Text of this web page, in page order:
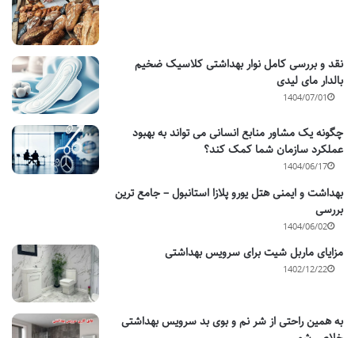
نقد و بررسی کامل نوار بهداشتی کلاسیک ضخیم
بالدار مای لیدی
1404/07/01
چگونه یک مشاور منابع انسانی می تواند به بهبود
عملکرد سازمان شما کمک کند؟
1404/06/17
بهداشت و ایمنی هتل یورو پلازا استانبول – جامع ترین
بررسی
1404/06/02
مزایای ماربل شیت برای سرویس بهداشتی
1402/12/22
به همین راحتی از شر نم و بوی بد سرویس بهداشتی